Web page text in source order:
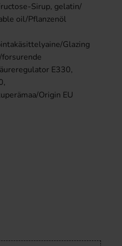
Sirup, gelatin/
oil/Pflanzenöl
Glazing
E330,
Origin EU